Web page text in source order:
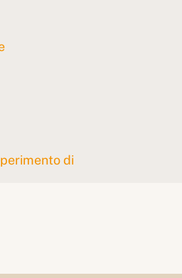
di